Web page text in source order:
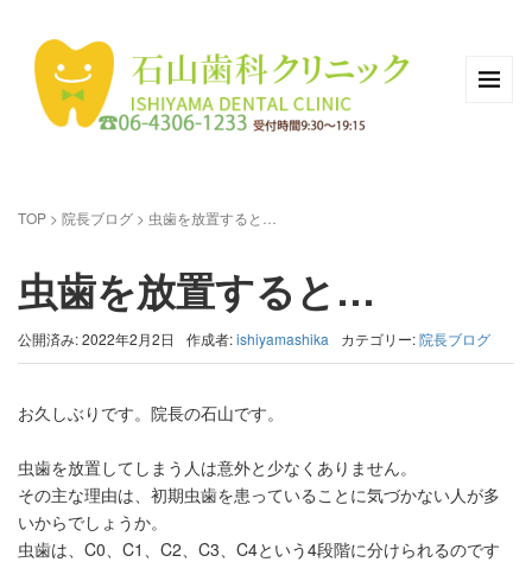
TOP > 院長ブログ > 虫歯を放置すると…
虫歯を放置すると…
公開済み: 2022年2月2日 作成者:ishiyamashika カテゴリー:院長ブログ
お久しぶりです。院長の石山です。
虫歯を放置してしまう人は意外と少なくありません。
その主な理由は、初期虫歯を患っていることに気づかない人が多
いからでしょうか。
虫歯は、C0、C1、C2、C3、C4という4段階に分けられるのです